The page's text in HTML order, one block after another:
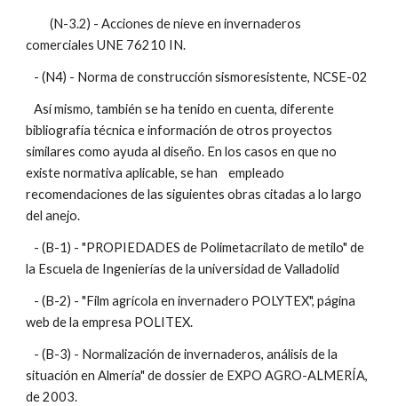
         (N-3.2) - Acciones de nieve en invernaderos
comerciales UNE 76210 IN.
   - (N4) - Norma de construcción sismoresistente, NCSE-02
   Así mismo, también se ha tenido en cuenta, diferente
bibliografía técnica e información de otros proyectos
similares como ayuda al diseño. En los casos en que no
existe normativa aplicable, se han    empleado
recomendaciones de las siguientes obras citadas a lo largo
del anejo.
la Escuela de Ingenierías de la universidad de Valladolid
web de la empresa POLITEX.
situación en Almería" de dossier de EXPO AGRO-ALMERÍA,
de 2003.